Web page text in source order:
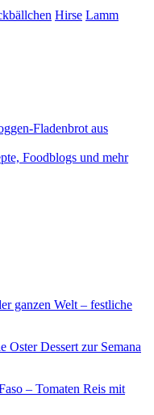
Hirse Lamm
Fladenbrot aus
Foodblogs und mehr
ganzen Welt – festliche
Oster Dessert zur Semana
– Tomaten Reis mit